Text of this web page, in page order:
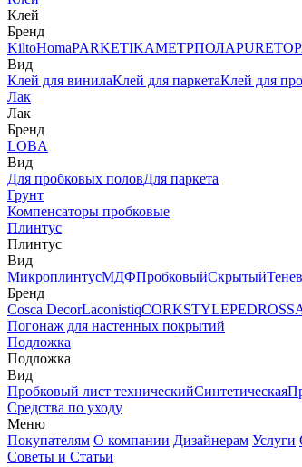
Клей
Бренд
KiltoHomaPARKETIKAМЕТРПОЛАPURETOP
Вид
Клей для винилаКлей для паркетаКлей для
Лак
Лак
Бренд
LOBA
Вид
Для пробковых половДля паркета
Грунт
Компенсаторы пробковые
Плинтус
Плинтус
Вид
МикроплинтусМДФПробковыйСкрытый
Бренд
Cosca DecorLaconistiqCORKSTYLEPEDROSS
Погонаж для настенных покрытий
Подложка
Подложка
Вид
Пробковый лист техническийСинтетическая
Средства по уходу
Меню
Покупателям О компании Дизайнерам Услуги
Советы и Статьи